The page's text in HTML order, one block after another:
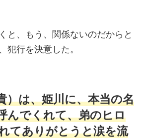
と、もう、関係ないのだからと
犯行を決意した。
）は、姫川に、本当の名
んでくれて、弟のヒロ
てありがとうと涙を流